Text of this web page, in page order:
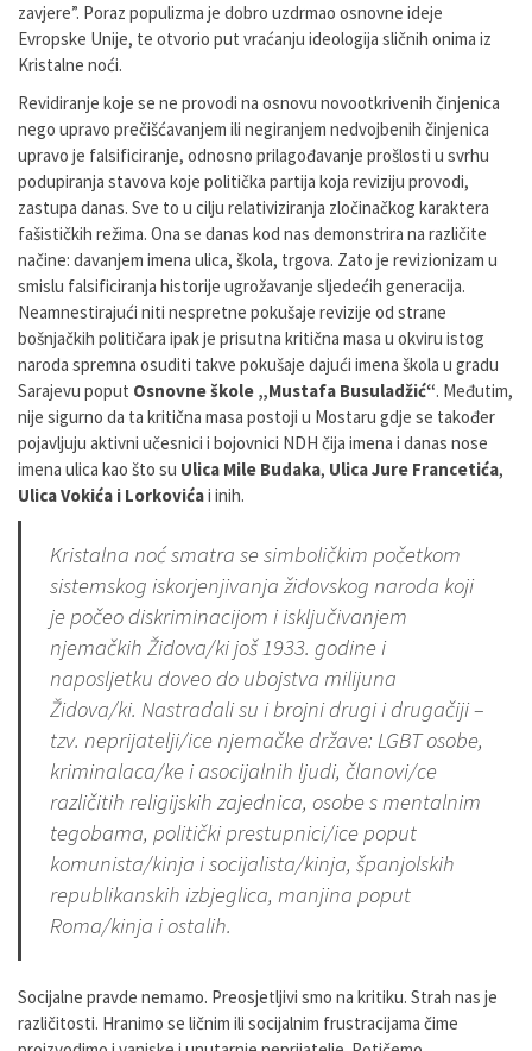
zavjere”. Poraz populizma je dobro uzdrmao osnovne ideje
Evropske Unije, te otvorio put vraćanju ideologija sličnih onima iz
Kristalne noći.
Revidiranje koje se ne provodi na osnovu novootkrivenih činjenica
nego upravo prečišćavanjem ili negiranjem nedvojbenih činjenica
upravo je falsificiranje, odnosno prilagođavanje prošlosti u svrhu
podupiranja stavova koje politička partija koja reviziju provodi,
zastupa danas. Sve to u cilju relativiziranja zločinačkog karaktera
fašističkih režima. Ona se danas kod nas demonstrira na različite
načine: davanjem imena ulica, škola, trgova. Zato je revizionizam u
smislu falsificiranja historije ugrožavanje sljedećih generacija.
Neamnestirajući niti nespretne pokušaje revizije od strane
bošnjačkih političara ipak je prisutna kritična masa u okviru istog
naroda spremna osuditi takve pokušaje dajući imena škola u gradu
Sarajevu poput Osnovne škole „Mustafa Busuladžić“. Međutim,
nije sigurno da ta kritična masa postoji u Mostaru gdje se također
pojavljuju aktivni učesnici i bojovnici NDH čija imena i danas nose
imena ulica kao što su Ulica Mile Budaka, Ulica Jure Francetića,
Ulica Vokića i Lorkovićai inih.
Kristalna noć smatra se simboličkim početkom
sistemskog iskorjenjivanja židovskog naroda koji
je počeo diskriminacijom i isključivanjem
njemačkih Židova/ki još 1933. godine i
naposljetku doveo do ubojstva milijuna
Židova/ki. Nastradali su i brojni drugi i drugačiji –
tzv. neprijatelji/ice njemačke države: LGBT osobe,
kriminalaca/ke i asocijalnih ljudi, članovi/ce
različitih religijskih zajednica, osobe s mentalnim
tegobama, politički prestupnici/ice poput
komunista/kinja i socijalista/kinja, španjolskih
republikanskih izbjeglica, manjina poput
Roma/kinja i ostalih.
Socijalne pravde nemamo. Preosjetljivi smo na kritiku. Strah nas je
različitosti. Hranimo se ličnim ili socijalnim frustracijama čime